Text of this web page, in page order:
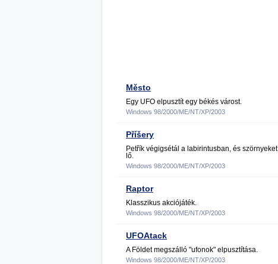
Město
Egy UFO elpusztít egy békés várost.
Windows 98/2000/ME/NT/XP/2003
Příšery
Petřík végigsétál a labirintusban, és szörnyeket
lő.
Windows 98/2000/ME/NT/XP/2003
Raptor
Klasszikus akciójáték.
Windows 98/2000/ME/NT/XP/2003
UFOAtack
A Földet megszálló "ufonok" elpusztítása.
Windows 98/2000/ME/NT/XP/2003